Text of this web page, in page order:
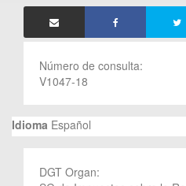
Número de consulta:
V1047-18
Idioma Español
DGT Organ: